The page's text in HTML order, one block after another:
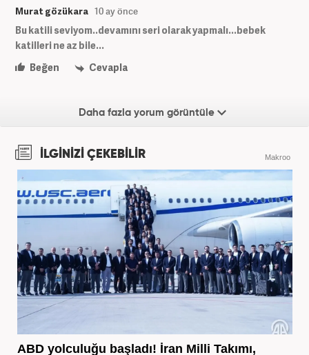
Murat gözükara 10 ay önce
Bu katili seviyom..devamını seri olarak yapmalı...bebek
katilleri ne az bile...
Beğen
Cevapla
Daha fazla yorum görüntüle
İLGİNİZİ ÇEKEBİLİR Makroo
ABD yolculuğu başladı! İran Milli Takımı,